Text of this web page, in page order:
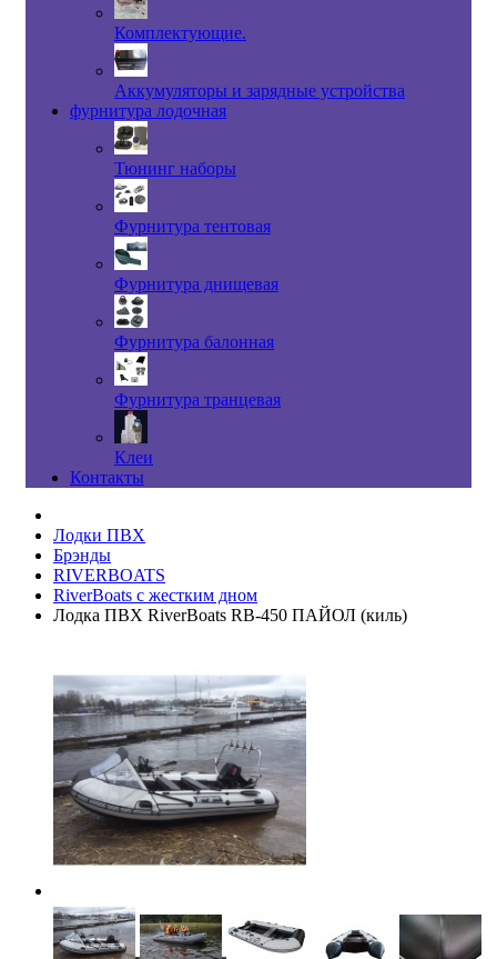
Комплектующие.
Аккумуляторы и зарядные устройства
фурнитура лодочная
Тюнинг наборы
Фурнитура тентовая
Фурнитура днищевая
Фурнитура балонная
Фурнитура транцевая
Клеи
Контакты
Лодки ПВХ
Брэнды
RIVERBOATS
RiverBoats с жестким дном
Лодка ПВХ RiverBoats RB-450 ПАЙОЛ (киль)